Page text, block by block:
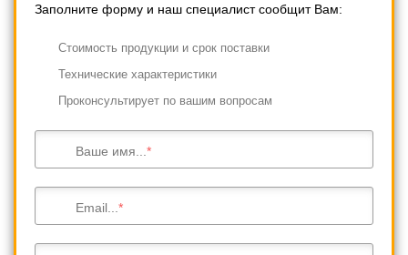
Заполните форму и наш специалист сообщит Вам:
Cтоимость продукции и срок поставки
Технические характеристики
Проконсультирует по вашим вопросам
Ваше имя...
Email...